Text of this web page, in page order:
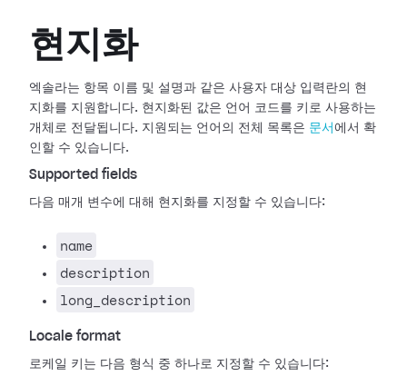
현지화
엑솔라는 항목 이름 및 설명과 같은 사용자 대상 입력란의 현
지화를 지원합니다. 현지화된 값은 언어 코드를 키로 사용하는
개체로 전달됩니다. 지원되는 언어의 전체 목록은 문서 에서 확
인할 수 있습니다.
Supported fields
다음 매개 변수에 대해 현지화를 지정할 수 있습니다:
name
description
long_description
Locale format
로케일 키는 다음 형식 중 하나로 지정할 수 있습니다: